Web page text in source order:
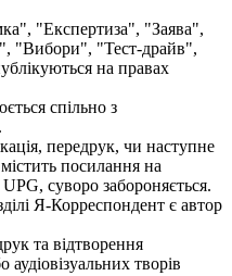
"Експертиза", "Заява",
"Вибори", "Тест-драйв",
на правах
спільно з
передрук, чи наступне
посилання на
суворо забороняється.
Я-Корреспондент є автор
та відтворення
аудіовізуальних творів